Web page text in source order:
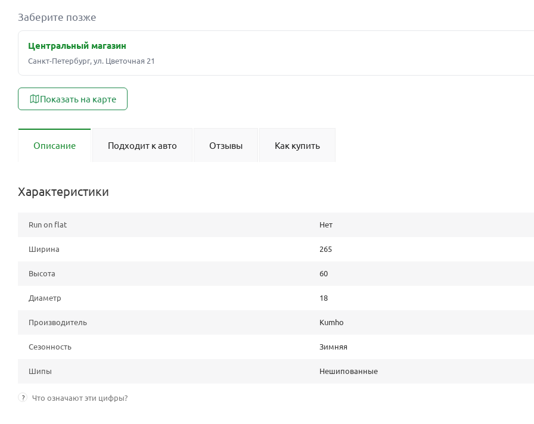
Заберите позже
Центральный магазин
Санкт-Петербург, ул. Цветочная 21
Показать на карте
Описание Подходит к авто Отзывы Как купить
Характеристики
Run on flat Нет
Ширина 265
Высота 60
Диаметр 18
Производитель Kumho
Сезонность Зимняя
Шипы Нешипованные
? Что означают эти цифры?